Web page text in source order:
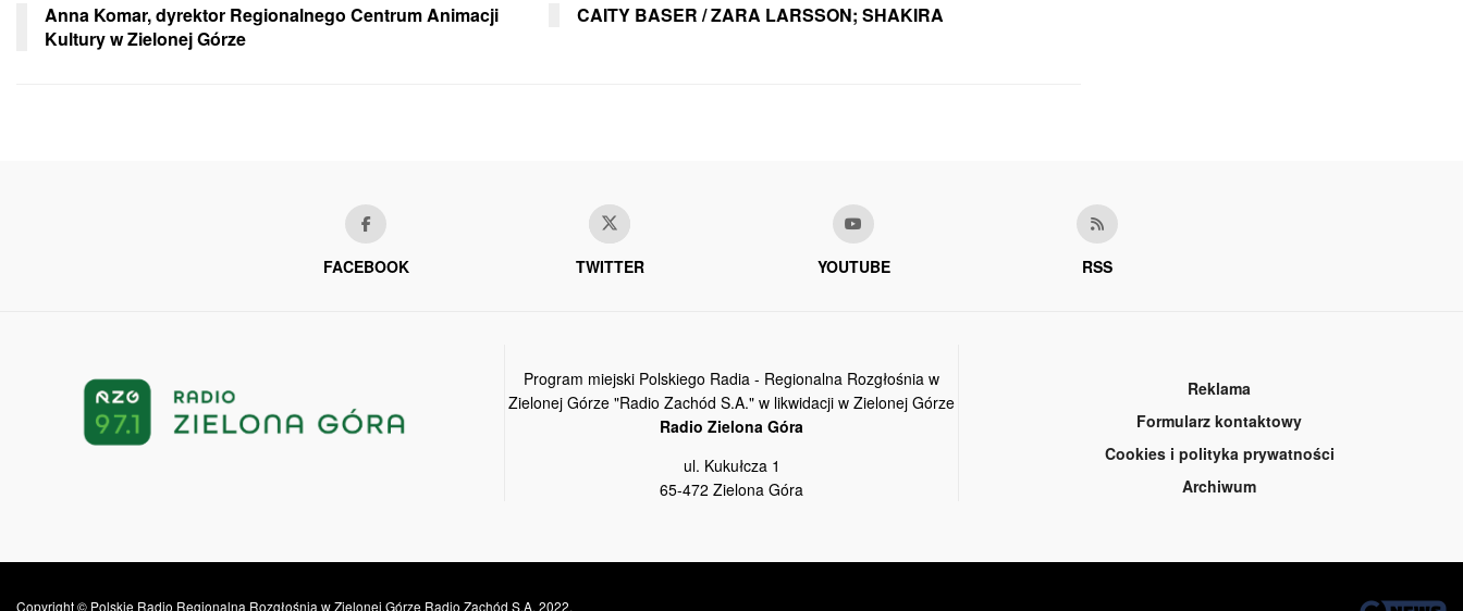
Anna Komar, dyrektor Regionalnego Centrum Animacji
Kultury w Zielonej Górze
CAITY BASER / ZARA LARSSON; SHAKIRA
FACEBOOK TWITTER YOUTUBE RSS
Program miejski Polskiego Radia - Regionalna Rozgłośnia w
Zielonej Górze "Radio Zachód S.A." w likwidacji w Zielonej Górze
Radio Zielona Góra
ul. Kukułcza 1
65-472 Zielona Góra
Reklama
Formularz kontaktowy
Cookies i polityka prywatności
Archiwum
Copyright © Polskie Radio Regionalna Rozgłośnia w Zielonej Górze Radio Zachód S.A. 2022.